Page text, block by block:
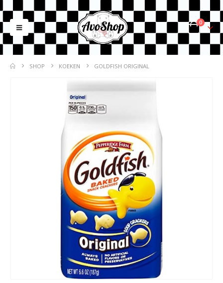
0
SHOP KOEKEN GOLDFISH ORIGINAL